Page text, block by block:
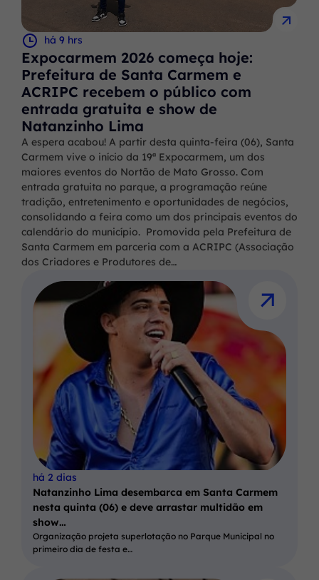
há 9 hrs
Expocarmem 2026 começa hoje:
Prefeitura de Santa Carmem e
ACRIPC recebem o público com
entrada gratuita e show de
Natanzinho Lima
A espera acabou! A partir desta quinta-feira (06), Santa
Carmem vive o início da 19ª Expocarmem, um dos
maiores eventos do Nortão de Mato Grosso. Com
entrada gratuita no parque, a programação reúne
tradição, entretenimento e oportunidades de negócios,
consolidando a feira como um dos principais eventos do
calendário do município. Promovida pela Prefeitura de
Santa Carmem em parceria com a ACRIPC (Associação
dos Criadores e Produtores de…
há 2 dias
Natanzinho Lima desembarca em Santa Carmem
nesta quinta (06) e deve arrastar multidão em
show…
Organização projeta superlotação no Parque Municipal no
primeiro dia de festa e…